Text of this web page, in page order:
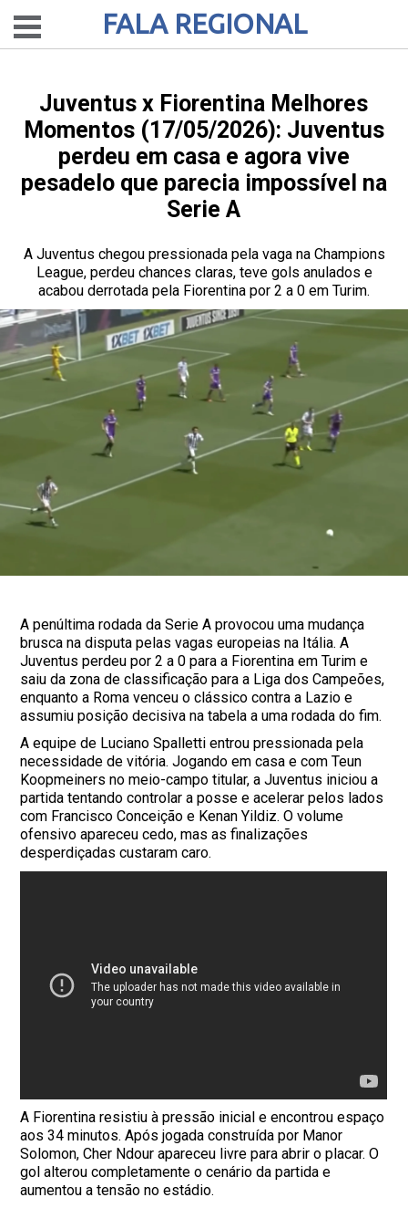
FALA REGIONAL
Juventus x Fiorentina Melhores
Momentos (17/05/2026): Juventus
perdeu em casa e agora vive
pesadelo que parecia impossível na
Serie A
A Juventus chegou pressionada pela vaga na Champions
League, perdeu chances claras, teve gols anulados e
acabou derrotada pela Fiorentina por 2 a 0 em Turim.
A penúltima rodada da Serie A provocou uma mudança
brusca na disputa pelas vagas europeias na Itália. A
Juventus perdeu por 2 a 0 para a Fiorentina em Turim e
saiu da zona de classificação para a Liga dos Campeões,
enquanto a Roma venceu o clássico contra a Lazio e
assumiu posição decisiva na tabela a uma rodada do fim.
A equipe de Luciano Spalletti entrou pressionada pela
necessidade de vitória. Jogando em casa e com Teun
Koopmeiners no meio-campo titular, a Juventus iniciou a
partida tentando controlar a posse e acelerar pelos lados
com Francisco Conceição e Kenan Yildiz. O volume
ofensivo apareceu cedo, mas as finalizações
desperdiçadas custaram caro.
A Fiorentina resistiu à pressão inicial e encontrou espaço
aos 34 minutos. Após jogada construída por Manor
Solomon, Cher Ndour apareceu livre para abrir o placar. O
gol alterou completamente o cenário da partida e
aumentou a tensão no estádio.